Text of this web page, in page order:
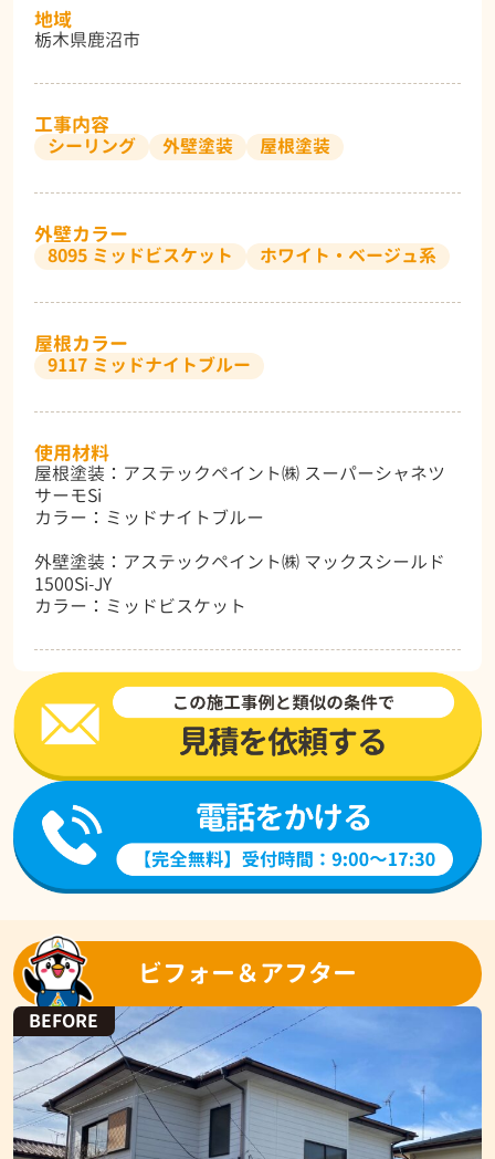
地域
栃木県鹿沼市
工事内容
シーリング 外壁塗装 屋根塗装
外壁カラー
8095 ミッドビスケット ホワイト・ベージュ系
屋根カラー
9117 ミッドナイトブルー
使用材料
屋根塗装：アステックペイント㈱ スーパーシャネツ
サーモSi
カラー：ミッドナイトブルー
外壁塗装：アステックペイント㈱ マックスシールド
1500Si-JY
カラー：ミッドビスケット
ビフォー＆アフター